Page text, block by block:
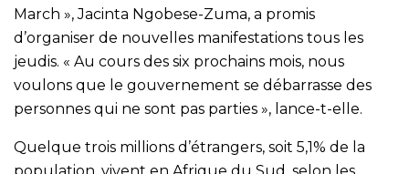
March », Jacinta Ngobese-Zuma, a promis
d’organiser de nouvelles manifestations tous les
jeudis. « Au cours des six prochains mois, nous
voulons que le gouvernement se débarrasse des
personnes qui ne sont pas parties », lance-t-elle.
Quelque trois millions d’étrangers, soit 5,1% de la
population, vivent en Afrique du Sud, selon les